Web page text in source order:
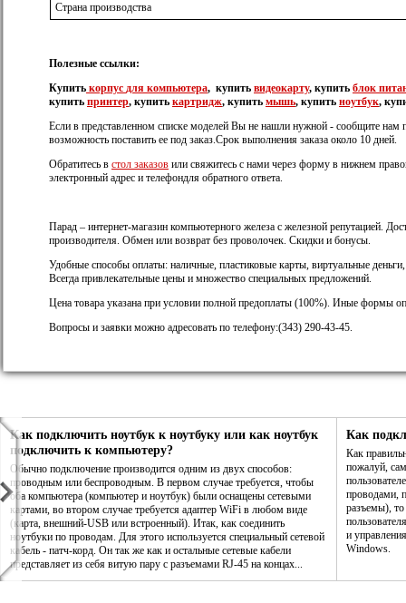
Страна производства
Полезные ссылки:
Купить корпус для компьютера, купить видеокарту, купить блок
купить принтер, купить картридж, купить мышь, купить ноутбук,
Если в представленном списке моделей Вы не нашли нужной - сообщите
возможность поставить ее под заказ.Срок выполнения заказа около 10 дней.
Обратитесь в стол заказов или свяжитесь с нами через форму в нижнем
электронный адрес и телефондля обратного ответа.
Парад – интернет-магазин компьютерного железа с железной репутацией.
производителя. Обмен или возврат без проволочек. Скидки и бонусы.
Удобные способы оплаты: наличные, пластиковые карты, виртуальные
Всегда привлекательные цены и множество специальных предложений.
Цена товара указана при условии полной предоплаты (100%). Иные формы
Вопросы и заявки можно адресовать по телефону:(343) 290-43-45.
Как подключить ноутбук к ноутбуку или как ноутбук
подключить к компьютеру?
Обычно подключение производится одним из двух способов:
проводным или беспроводным. В первом случае требуется, чтобы
оба компьютера (компьютер и ноутбук) были оснащены сетевыми
картами, во втором случае требуется адаптер WiFi в любом виде
(карта, внешний-USB или встроенный). Итак, как соединить
ноутбуки по проводам. Для этого используется специальный сетевой
кабель - патч-корд. Он так же как и остальные сетевые кабели
представляет из себя витую пару с разъемами RJ-45 на концах...
Как
Как
пожалуй,
проводами,
разъемы), то
и
Windows.